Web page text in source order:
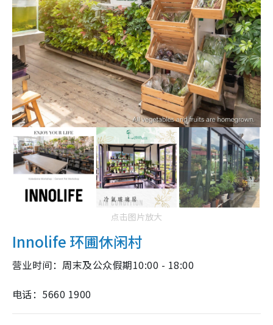
点击图片放大
Innolife 环圃休闲村
营业时间：周末及公众假期10:00 - 18:00
电话：5660 1900